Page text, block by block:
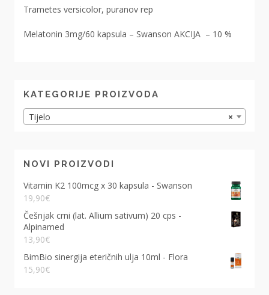
Trametes versicolor, puranov rep
Melatonin 3mg/60 kapsula – Swanson AKCIJA – 10 %
KATEGORIJE PROIZVODA
×
Tijelo
NOVI PROIZVODI
Vitamin K2 100mcg x 30 kapsula - Swanson
19,90€
Češnjak crni (lat. Allium sativum) 20 cps -
Alpinamed
13,90€
BimBio sinergija eteričnih ulja 10ml - Flora
15,90€